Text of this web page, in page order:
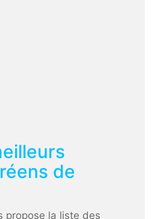
de
propose la liste des